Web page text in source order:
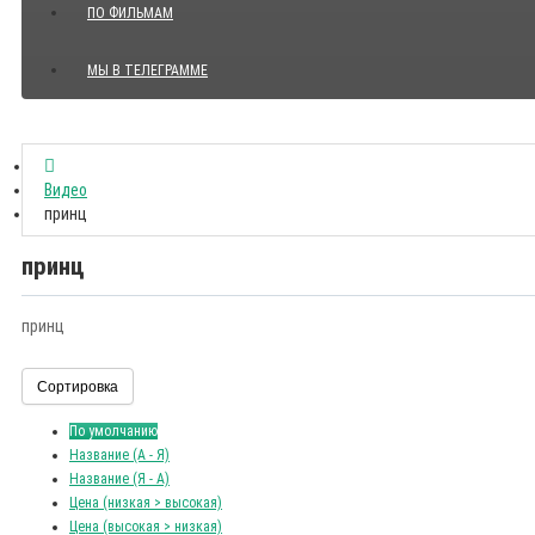
Показать все Цитаты с видео
ПО ФИЛЬМАМ
МЫ В ТЕЛЕГРАММЕ
Видео
принц
принц
принц
Сортировка
По умолчанию
Название (А - Я)
Название (Я - А)
Цена (низкая > высокая)
Цена (высокая > низкая)